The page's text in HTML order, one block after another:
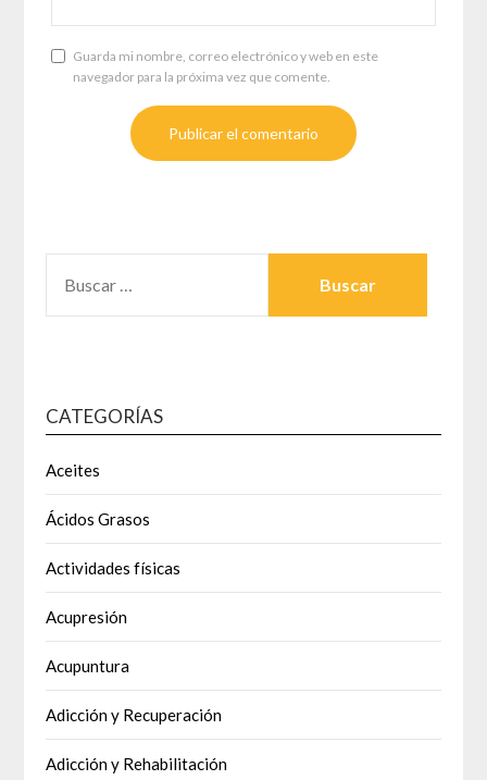
Guarda mi nombre, correo electrónico y web en este
navegador para la próxima vez que comente.
CATEGORÍAS
Aceites
Ácidos Grasos
Actividades físicas
Acupresión
Acupuntura
Adicción y Recuperación
Adicción y Rehabilitación